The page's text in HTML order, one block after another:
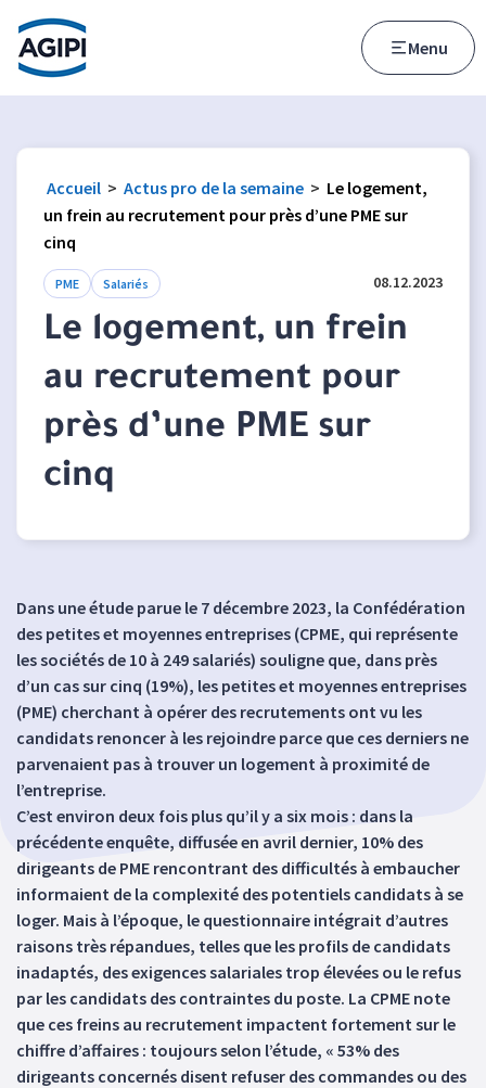
Accès au menu
Accès au contenu principal
Menu
Accueil > Actus pro de la semaine > Le logement,
un frein au recrutement pour près d’une PME sur
cinq
PME Salariés 08.12.2023
Le logement, un frein
au recrutement pour
près d’une PME sur
cinq
Dans une étude parue le 7 décembre 2023, la Confédération
des petites et moyennes entreprises (CPME, qui représente
les sociétés de 10 à 249 salariés) souligne que, dans près
d’un cas sur cinq (19%), les petites et moyennes entreprises
(PME) cherchant à opérer des recrutements ont vu les
candidats renoncer à les rejoindre parce que ces derniers ne
parvenaient pas à trouver un logement à proximité de
l’entreprise.
C’est environ deux fois plus qu’il y a six mois : dans la
précédente enquête, diffusée en avril dernier, 10% des
dirigeants de PME rencontrant des difficultés à embaucher
informaient de la complexité des potentiels candidats à se
loger. Mais à l’époque, le questionnaire intégrait d’autres
raisons très répandues, telles que les profils de candidats
inadaptés, des exigences salariales trop élevées ou le refus
par les candidats des contraintes du poste. La CPME note
que ces freins au recrutement impactent fortement sur le
chiffre d’affaires : toujours selon l’étude, « 53% des
dirigeants concernés disent refuser des commandes ou des